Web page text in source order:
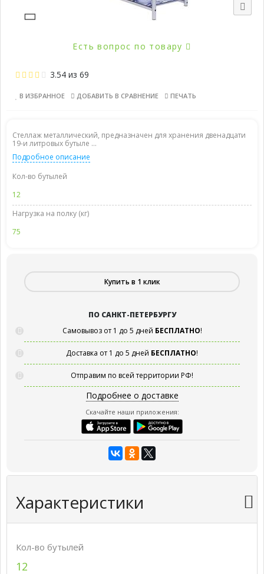
Есть вопрос по товару
3.54 из 69
В ИЗБРАННОЕ ДОБАВИТЬ В СРАВНЕНИЕ ПЕЧАТЬ
Стеллаж металлический, предназначен для хранения двенадцати
19-и литровых бутыле ...
Подробное описание
Кол-во бутылей
12
Нагрузка на полку (кг)
75
Купить в 1 клик
ПО САНКТ-ПЕТЕРБУРГУ
Самовывоз от 1 до 5 дней БЕСПЛАТНО!
Доставка от 1 до 5 дней БЕСПЛАТНО!
Отправим по всей территории РФ!
Подробнее о доставке
Скачайте наши приложения:
Характеристики
Кол-во бутылей
12